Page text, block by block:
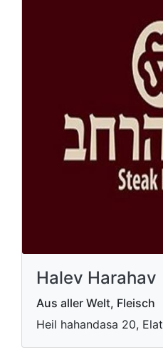
Halev Harahav
Aus aller Welt, Fleisch
Heil hahandasa 20, Elat